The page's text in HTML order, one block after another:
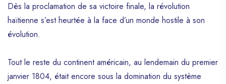
Dès la proclamation de sa victoire finale, la révolution
haïtienne s’est heurtée à la face d’un monde hostile à son
évolution.
Tout le reste du continent américain, au lendemain du premier
janvier 1804, était encore sous la domination du système